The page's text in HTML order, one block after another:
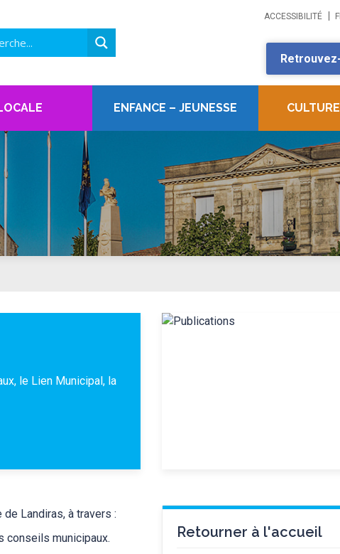
ACCESSIBILITÉ
ENFANCE – JEUNESSE
le Lien Municipal, la
Landiras, à travers :
conseils municipaux. Retourner à l'accueil